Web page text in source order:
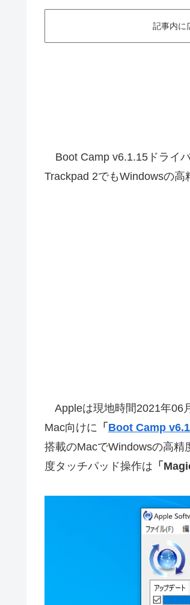
記事内に
Boot Camp v6.1.15ドライ
Trackpad 2でもWindowsの高
Appleは現地時間2021年06
Mac向けに 「 Boot Camp
搭載のMacでWindowsの高精
度タッチパッド操作は 「